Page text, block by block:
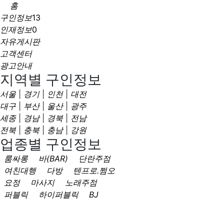
홈
구인정보13
인재정보0
자유게시판
고객센터
광고안내
지역별 구인정보
서울 경기| 인천| 대전
대구
부산| 울산| 광주
세종| 경남| 경북| 전남
전북| 충북| 충남| 강원
업종별 구인정보
룸싸롱 바(BAR)
단란주점
여친대행
다방
텐프로.쩜오
요정
마사지
노래주점
퍼블릭
하이퍼블릭
BJ